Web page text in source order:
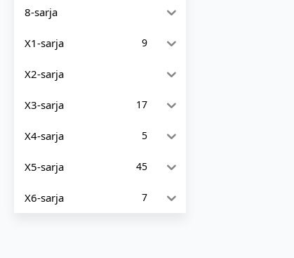
8-sarja
X1-sarja 9
X2-sarja
X3-sarja 17
X4-sarja 5
X5-sarja 45
X6-sarja 7